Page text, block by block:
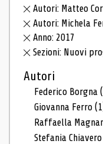
Autori: Matteo
Autori: Michela
Anno: 2017
Sezioni: Nuovi
Autori
Federico Borgna
Giovanna Ferro
Raffaella
Stefania